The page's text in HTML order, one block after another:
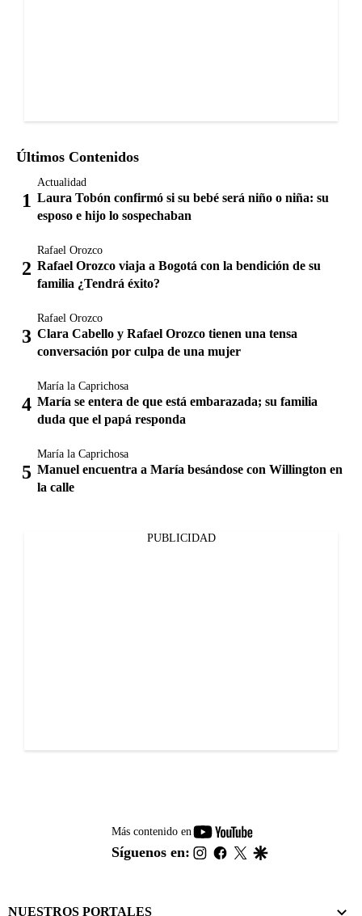
Últimos Contenidos
Actualidad
Laura Tobón confirmó si su bebé será niño o niña: su
esposo e hijo lo sospechaban
Rafael Orozco
Rafael Orozco viaja a Bogotá con la bendición de su
familia ¿Tendrá éxito?
Rafael Orozco
Clara Cabello y Rafael Orozco tienen una tensa
conversación por culpa de una mujer
María la Caprichosa
María se entera de que está embarazada; su familia
duda que el papá responda
María la Caprichosa
Manuel encuentra a María besándose con Willington en
la calle
PUBLICIDAD
Más contenido en
youtube-
footer
Síguenos en: instagram
facebook
twitter
NUESTROS PORTALES